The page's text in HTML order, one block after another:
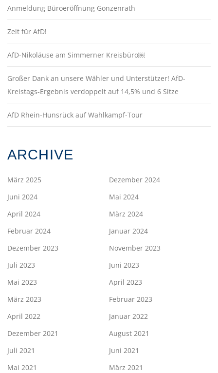
Anmeldung Büroeröffnung Gonzenrath
Zeit für AfD!
AfD-Nikoläuse am Simmerner Kreisbüro￼
Großer Dank an unsere Wähler und Unterstützer! AfD-
Kreistags-Ergebnis verdoppelt auf 14,5% und 6 Sitze
AfD Rhein-Hunsrück auf Wahlkampf-Tour
ARCHIVE
März 2025
Dezember 2024
Juni 2024
Mai 2024
April 2024
März 2024
Februar 2024
Januar 2024
Dezember 2023
November 2023
Juli 2023
Juni 2023
Mai 2023
April 2023
März 2023
Februar 2023
April 2022
Januar 2022
Dezember 2021
August 2021
Juli 2021
Juni 2021
Mai 2021
März 2021